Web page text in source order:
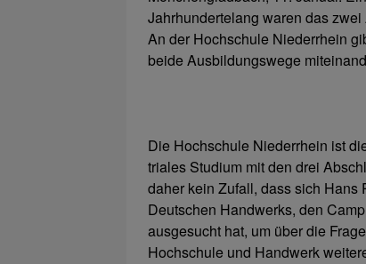
Jahrhundertelang waren das
An der Hochschule Niederrhein
beide Ausbildungswege
Die Hochschule Niederrhein ist
triales Studium mit den drei
daher kein Zufall, dass sich Hans
Deutschen Handwerks, den
ausgesucht hat, um über die
Hochschule und Handwerk